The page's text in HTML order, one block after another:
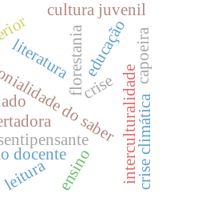
do saber
florestania
interculturalidade
docente crise climática
crise
ensino
literatura educação
leitura
cultura juvenil
capoeira